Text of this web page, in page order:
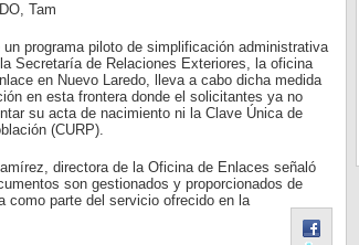
Tam
un programa piloto de simplificación administrativa
Secretaría de Relaciones Exteriores, la oficina
en Nuevo Laredo, lleva a cabo dicha medida
en esta frontera donde el solicitantes ya no
su acta de nacimiento ni la Clave Única de
(CURP).
directora de la Oficina de Enlaces señaló
son gestionados y proporcionados de
como parte del servicio ofrecido en la